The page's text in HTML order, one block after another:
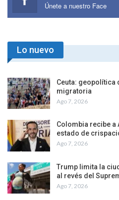
Únete a nuestro Face
Lo nuevo
Ceuta: geopolítica
migratoria
Ago 7, 2026
Colombia recibe a
estado de
Ago 7, 2026
Trump limita la
al revés del
Ago 7, 2026